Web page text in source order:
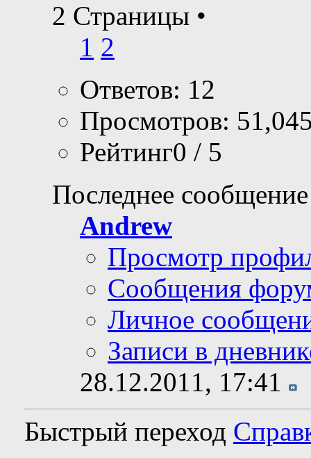
2 Страницы •
1 2
Ответов: 12
Просмотров:
Рейтинг0 / 5
Последнее
Andrew
Просмотр
Сообщения
Личное
Записи в
28.12.2011, 17:41
Быстрый переход